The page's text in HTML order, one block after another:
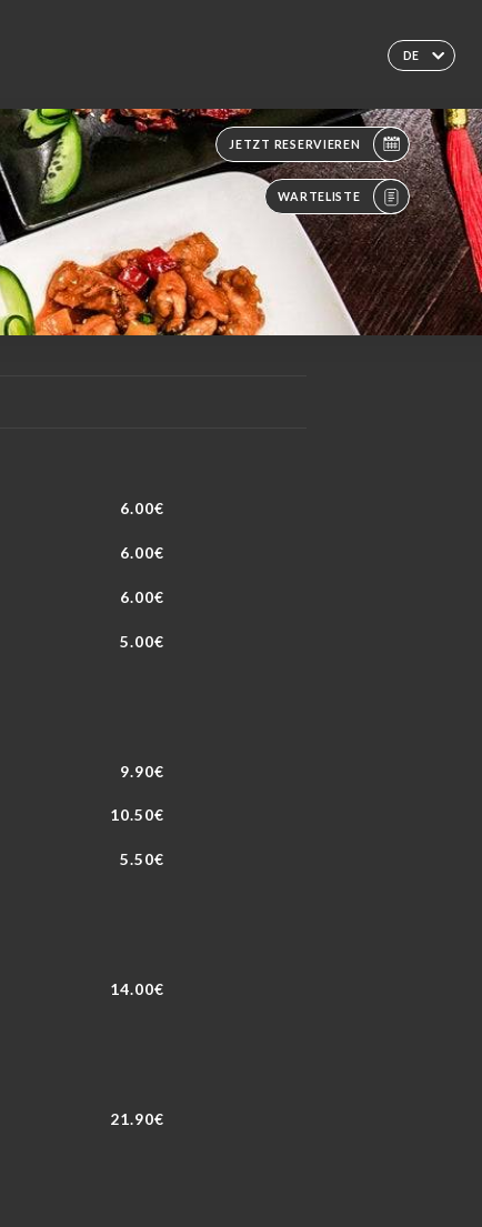
DE
JETZT RESERVIEREN
WARTELISTE
6.00€
6.00€
6.00€
5.00€
9.90€
10.50€
5.50€
14.00€
21.90€